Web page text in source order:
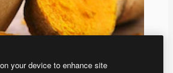
your device to enhance site